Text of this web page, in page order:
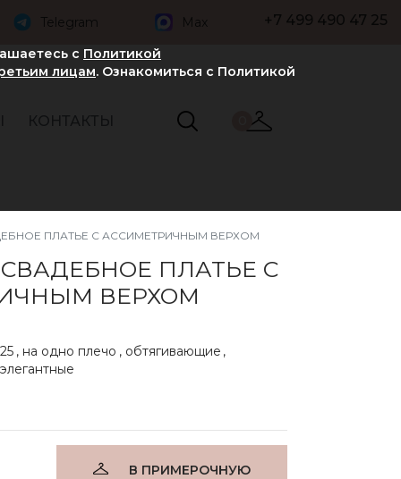
Telegram Max +7 499 490 47 25
КОНТАКТЫ
ПЛАТЬЕ С АССИМЕТРИЧНЫМ ВЕРХОМ
ПЛАТЬЕ С
ВЕРХОМ
, на одно плечо , обтягивающие ,
элегантные
В ПРИМЕРОЧНУЮ
с Политикой
лицам. Ознакомиться с Политикой